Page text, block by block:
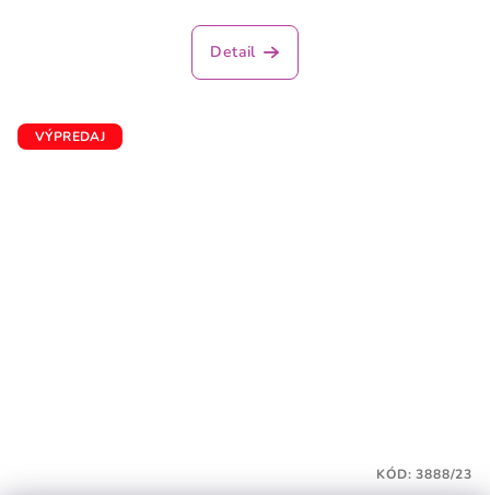
Detail
VÝPREDAJ
KÓD:3888/23